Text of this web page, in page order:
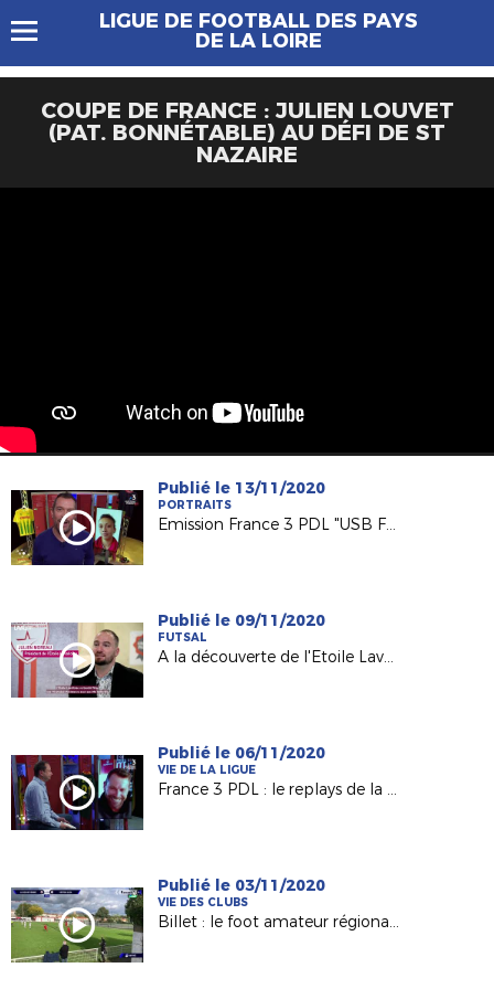
LIGUE DE FOOTBALL DES PAYS
DE LA LOIRE
COUPE DE FRANCE : JULIEN LOUVET
(PAT. BONNÉTABLE) AU DÉFI DE ST
NAZAIRE
Publié le 13/11/2020
PORTRAITS
Emission France 3 PDL "USB Foot"
Publié le 09/11/2020
FUTSAL
A la découverte de l'Etoile Lavalloise Futsal (D2 FFF)
Publié le 06/11/2020
VIE DE LA LIGUE
France 3 PDL : le replays de la 60e émission avec Olivier Quint
Publié le 03/11/2020
VIE DES CLUBS
Billet : le foot amateur régional vu par France 3 PDL